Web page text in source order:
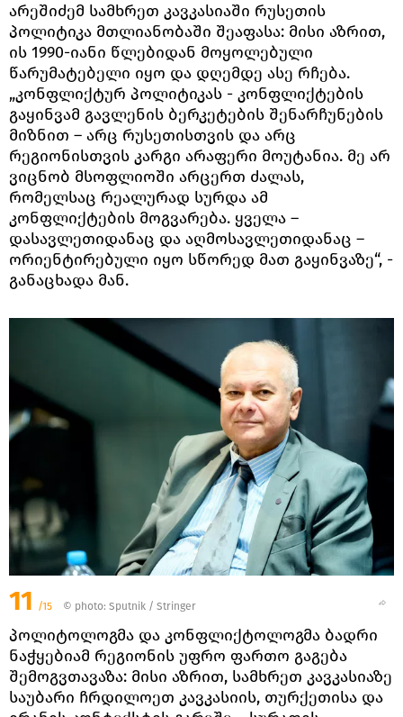
არეშიძემ სამხრეთ კავკასიაში რუსეთის
პოლიტიკა მთლიანობაში შეაფასა: მისი აზრით,
ის 1990-იანი წლებიდან მოყოლებული
წარუმატებელი იყო და დღემდე ასე რჩება.
„კონფლიქტურ პოლიტიკას - კონფლიქტების
გაყინვამ გავლენის ბერკეტების შენარჩუნების
მიზნით – არც რუსეთისთვის და არც
რეგიონისთვის კარგი არაფერი მოუტანია. მე არ
ვიცნობ მსოფლიოში არცერთ ძალას,
რომელსაც რეალურად სურდა ამ
კონფლიქტების მოგვარება. ყველა –
დასავლეთიდანაც და აღმოსავლეთიდანაც –
ორიენტირებული იყო სწორედ მათ გაყინვაზე“, -
განაცხადა მან.
11 /15 © photo: Sputnik / Stringer
პოლიტოლოგმა და კონფლიქტოლოგმა ბადრი
ნაჭყებიამ რეგიონის უფრო ფართო გაგება
შემოგვთავაზა: მისი აზრით, სამხრეთ კავკასიაზე
საუბარი ჩრდილოეთ კავკასიის, თურქეთისა და